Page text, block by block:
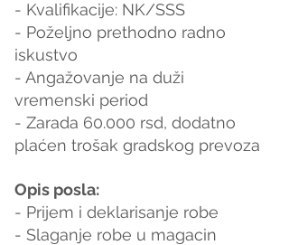
- Kvalifikacije: NK/SSS
- Poželjno prethodno radno
iskustvo
- Angažovanje na duži
vremenski period
- Zarada 60.000 rsd, dodatno
plaćen trošak gradskog prevoza
Opis posla:
- Prijem i deklarisanje robe
- Slaganje robe u magacin